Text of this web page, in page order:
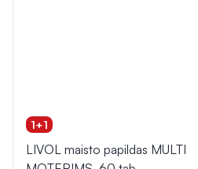
1+1
LIVOL maisto papildas MULTI